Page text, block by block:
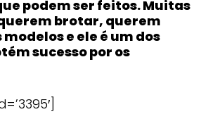
podem ser feitos. Muitas
brotar, querem
e ele é um dos
sucesso por os